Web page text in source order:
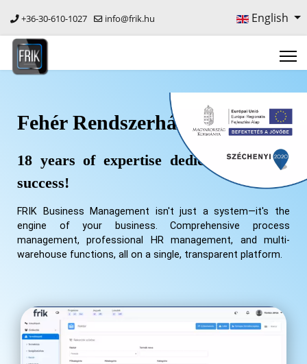
+36-30-610-1027 info@frik.hu English
Fehér Rendszerház Kft.
18 years of expertise dedicated to your
success!
FRIK Business Management isn't just a system—it's the
engine of your business. Comprehensive process
management, professional HR management, and multi-
warehouse functions, all on a single, transparent platform.